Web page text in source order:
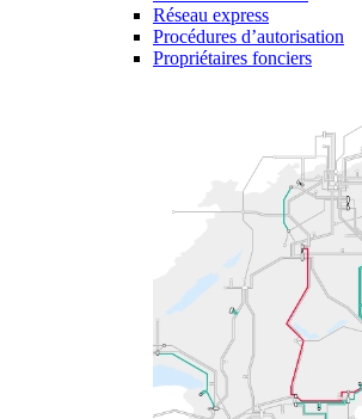
Réseau express
Procédures d’autorisation
Propriétaires fonciers